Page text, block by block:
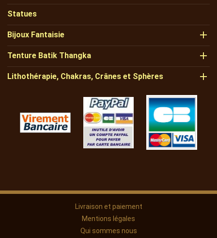
Statues
Bijoux Fantaisie 
Tenture Batik Thangka 
Lithothérapie, Chakras, Crânes et Sphères 
Livraison et paiement
Mentions légales
Qui sommes nous